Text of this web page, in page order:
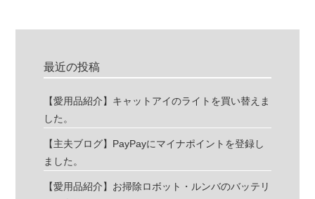
最近の投稿
【愛用品紹介】キャットアイのライトを買い替えま
した。
【主夫ブログ】PayPayにマイナポイントを登録し
ました。
【愛用品紹介】お掃除ロボット・ルンバのバッテリ